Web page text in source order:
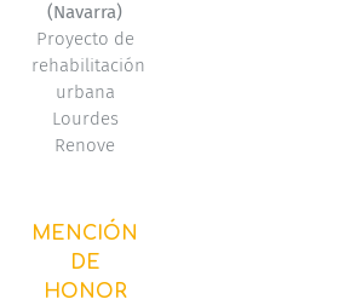
(Navarra)
Proyecto de
rehabilitación
urbana
Lourdes
Renove
MENCIÓN
DE
HONOR